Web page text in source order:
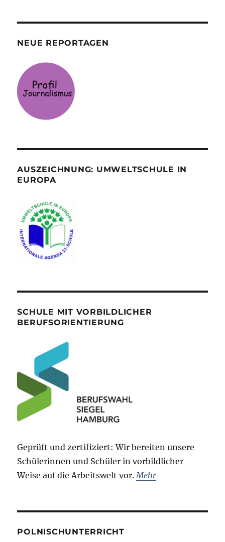
NEUE REPORTAGEN
AUSZEICHNUNG: UMWELTSCHULE IN
EUROPA
SCHULE MIT VORBILDLICHER
BERUFSORIENTIERUNG
Geprüft und zertifiziert: Wir bereiten unsere
Schülerinnen und Schüler in vorbildlicher
Weise auf die Arbeitswelt vor.Mehr
POLNISCHUNTERRICHT